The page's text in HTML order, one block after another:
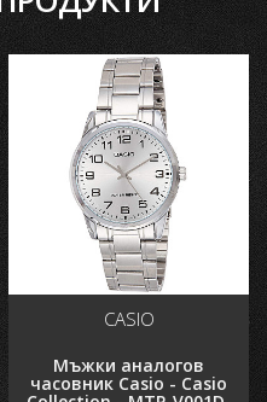
страна
2 години
Casio
Collection
Кръгъл
Аналогов
CASIO
Мъжки аналогов
часовник Casio - Casio